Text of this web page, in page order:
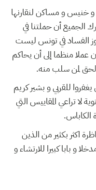
و خنيس و مساكن لنقارنها
الجميع أن حملتنا في
الفساد في تونس ليست
عملا منظما إلى أن يحاكم
الحق لمن سلب منه.
للقربي و بشير كريم
لا تراعي المقاييس التي
اكثر بكثير من الذين
و بابا كبيرا للارتشاء و